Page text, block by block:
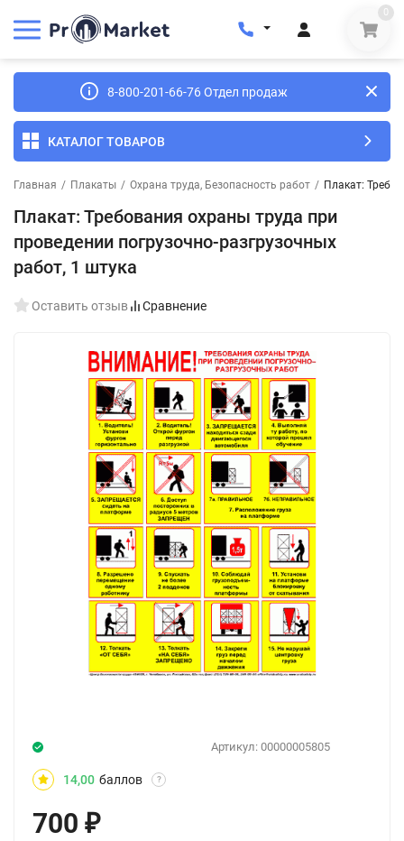
0
8-800-201-66-76 Отдел продаж
КАТАЛОГ ТОВАРОВ
Главная / Плакаты / Охрана труда, Безопасность работ / Плакат:
Плакат: Требования охраны труда при
проведении погрузочно-разгрузочных
работ, 1 штука
Оставить отзыв Сравнение
Артикул: 00000005805
14,00 баллов ?
700 ₽